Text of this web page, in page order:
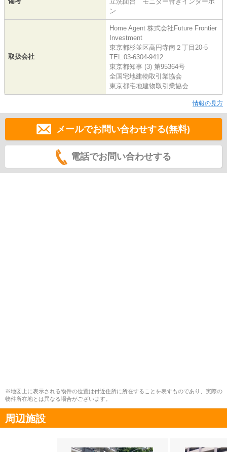
ン
取扱会社
Home Agent 株式会社Future Frontier
Investment
東京都杉並区高円寺南２丁目20-5
TEL:03-6304-9412
東京都知事 (3) 第95364号
全国宅地建物取引業協会
東京都宅地建物取引業協会
情報の見方
メールでお問い合わせする(無料)
電話でお問い合わせする
※地図上に表示される物件の位置は付近住所に所在することを表すものであり、実際の
物件所在地とは異なる場合がございます。
周辺施設